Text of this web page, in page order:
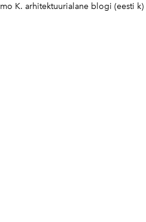
K. arhitektuurialane blogi (eesti k)